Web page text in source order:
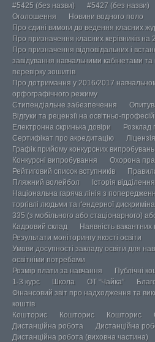
#5425 (без назви)
#5427 (без назви)
Оголошення
Новини водного поло
Про єдині вимоги до ведення класних
Про призначення класних керівників на
Про призначення відповідальних і
завідування навчальними кабінетами
перевірку зошитів
Про дотримання у 2016/2017
орфографічного режиму
Стипендіальне забезпечення
Відгуки та рецензії на освітньо-
Електронна скринька довіри
Розклад
Сертифікат про акредитацію
Ліцензія
Графік прийому конкурсних випробувань
Конкурсні випробування
Охорона
Рейтиговий список вступників
Пляжний волейбол
Історія відділення
Національна гаряча лінія з
торгівлі людьми та ґендерної
335 (з мобільного або стаціонарного)
Кадровий склад
Наявність вакантних
Результати моніторингу якості освіти
Умови досупності закладу освіти для
освітніми потребами
Розмір плати за навчання
Публічні
1-3 курс
Школа ОТ “Чайка”
Фінансовий звіт про надходження та
коштів
Кошторис
Кошторис Кошторис
Дистанційна робота
Дистанційна
Дистанційна робота (виховна частина)